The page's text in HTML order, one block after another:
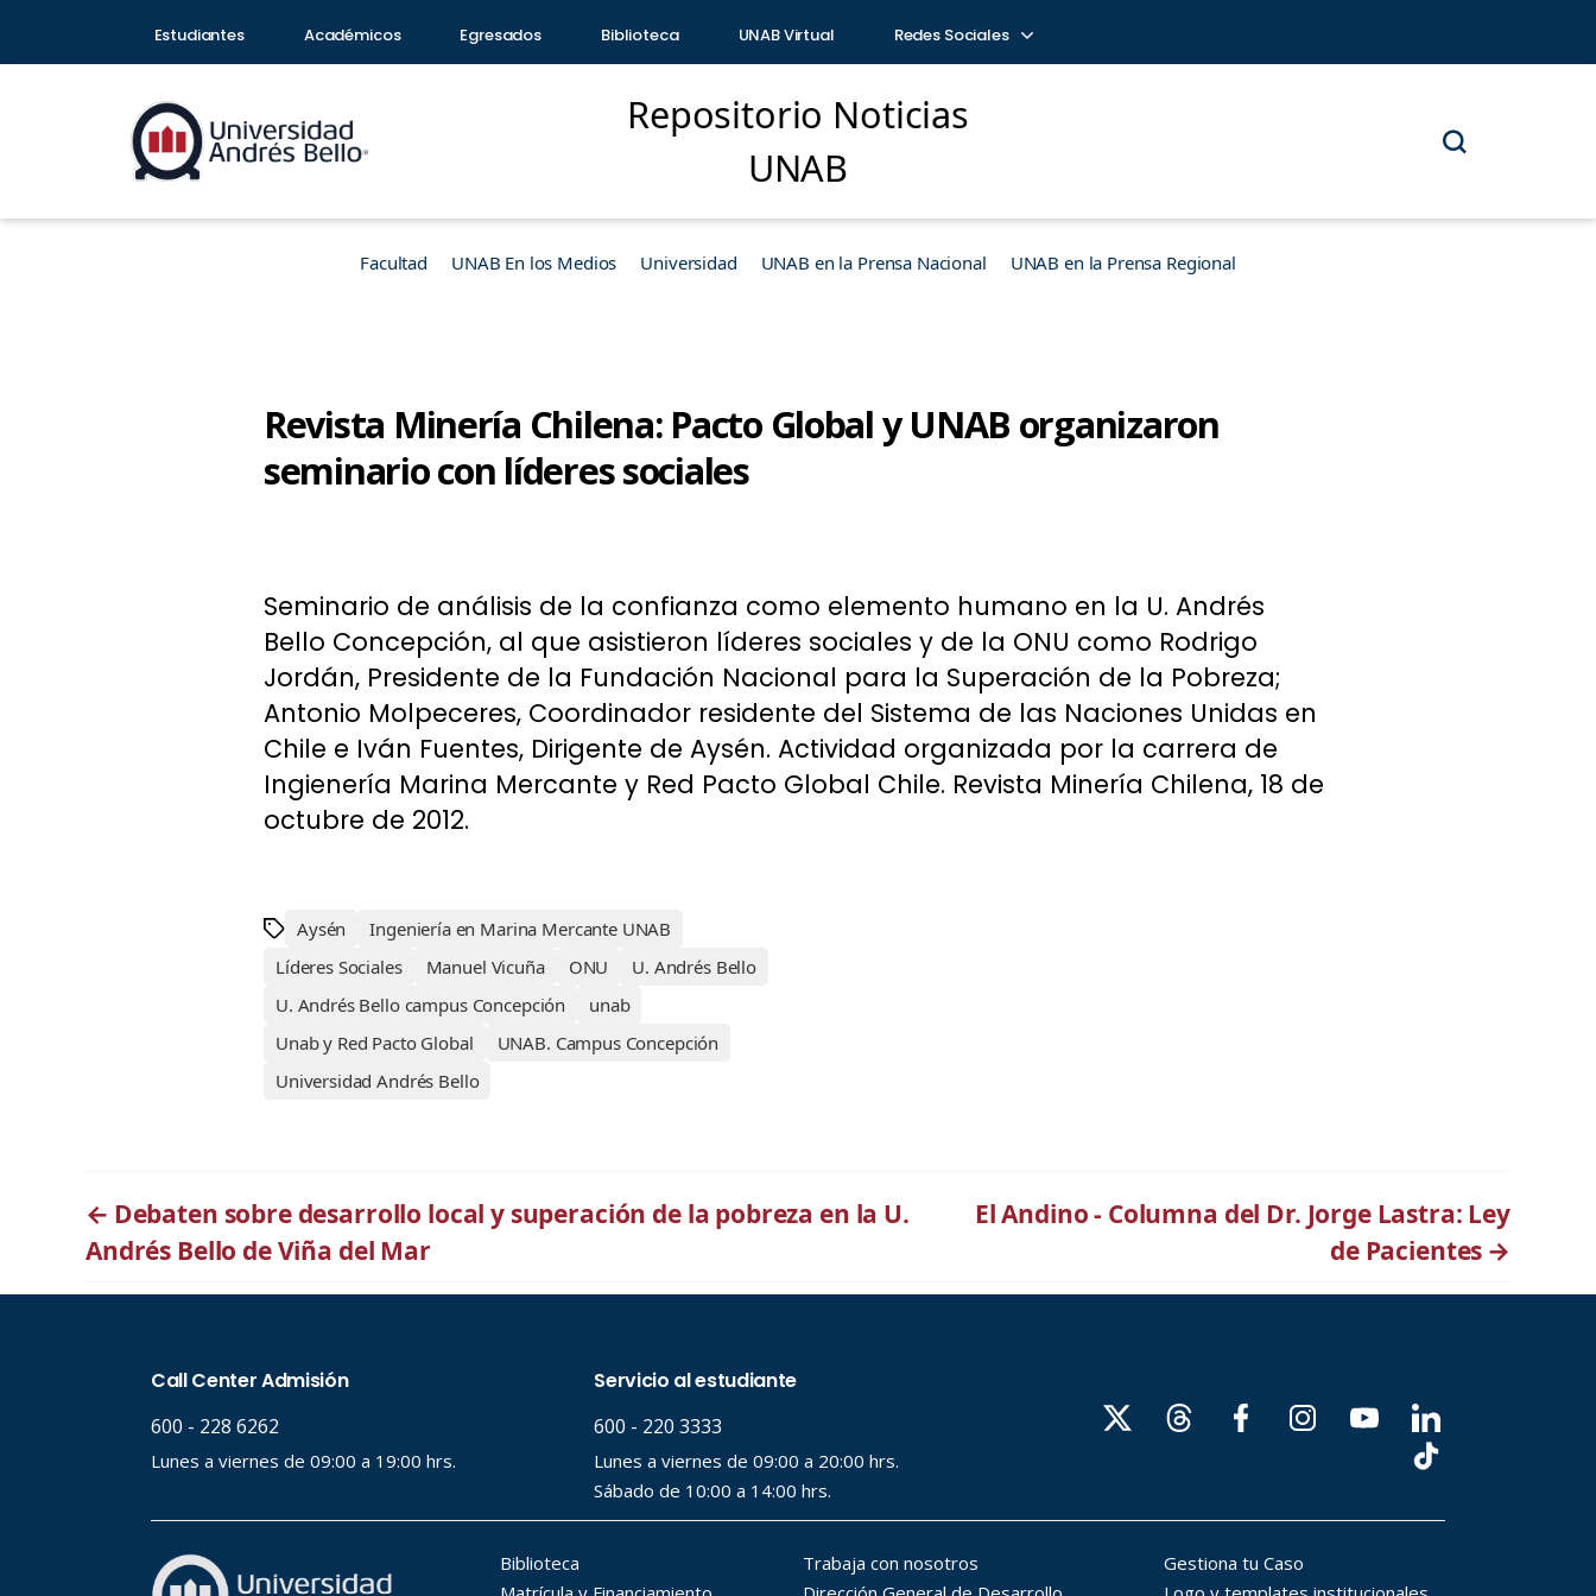
Estudiantes Académicos Egresados Biblioteca UNAB Virtual Redes Sociales
Repositorio Noticias
UNAB
Facultad UNAB En los Medios Universidad UNAB en la Prensa Nacional UNAB en la Prensa Regional
Revista Minería Chilena: Pacto Global y UNAB organizaron
seminario con líderes sociales
Seminario de análisis de la confianza como elemento humano en la U. Andrés
Bello Concepción, al que asistieron líderes sociales y de la ONU como Rodrigo
Jordán, Presidente de la Fundación Nacional para la Superación de la Pobreza;
Antonio Molpeceres, Coordinador residente del Sistema de las Naciones Unidas en
Chile e Iván Fuentes, Dirigente de Aysén. Actividad organizada por la carrera de
Ingienería Marina Mercante y Red Pacto Global Chile. Revista Minería Chilena, 18 de
octubre de 2012.
Aysén
Ingeniería en Marina Mercante UNAB
Líderes Sociales
Manuel Vicuña ONU
U. Andrés Bello
U. Andrés Bello campus Concepción
unab
Unab y Red Pacto Global
UNAB. Campus Concepción
Universidad Andrés Bello
← Debaten sobre desarrollo local y superación de la pobreza en la U.
Andrés Bello de Viña del Mar
El Andino - Columna del Dr. Jorge Lastra: Ley
de Pacientes →